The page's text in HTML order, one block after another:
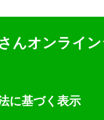
んオンライ
に基づく表示